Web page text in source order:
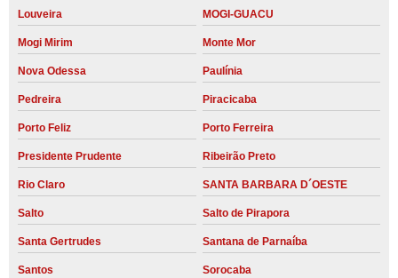
Louveira MOGI-GUACU
Mogi Mirim Monte Mor
Nova Odessa Paulínia
Pedreira Piracicaba
Porto Feliz Porto Ferreira
Presidente Prudente Ribeirão Preto
Rio Claro SANTA BARBARA D´OESTE
Salto Salto de Pirapora
Santa Gertrudes Santana de Parnaíba
Santos Sorocaba